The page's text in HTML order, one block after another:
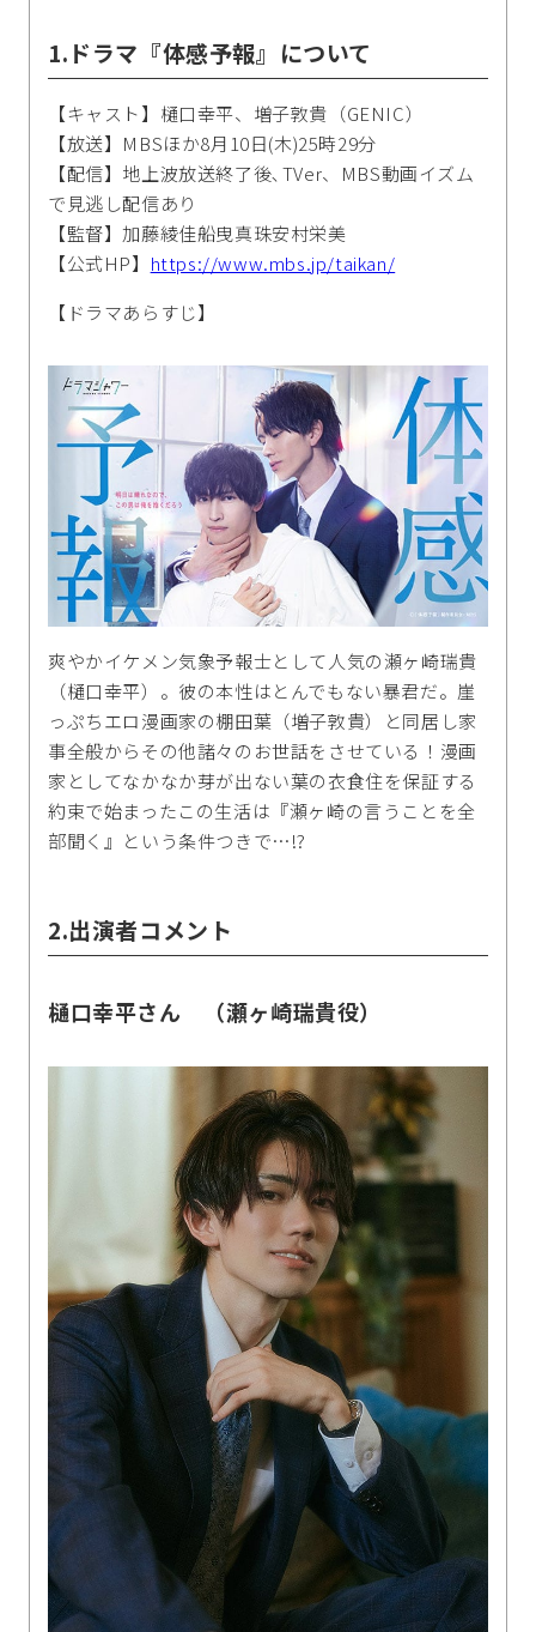
1.ドラマ『体感予報』について
【キャスト】樋口幸平、増子敦貴（GENIC）
【放送】MBSほか8月10日(木)25時29分
【配信】地上波放送終了後､TVer、MBS動画イズム
で見逃し配信あり
【監督】加藤綾佳船曳真珠安村栄美
【公式HP】 https://www.mbs.jp/taikan/
【ドラマあらすじ】
爽やかイケメン気象予報士として人気の瀬ヶ崎瑞貴
（樋口幸平）。彼の本性はとんでもない暴君だ。崖
っぷちエロ漫画家の棚田葉（増子敦貴）と同居し家
事全般からその他諸々のお世話をさせている！漫画
家としてなかなか芽が出ない葉の衣食住を保証する
約束で始まったこの生活は『瀬ヶ崎の言うことを全
部聞く』という条件つきで…!?
2.出演者コメント
樋口幸平さん （瀬ヶ崎瑞貴役）